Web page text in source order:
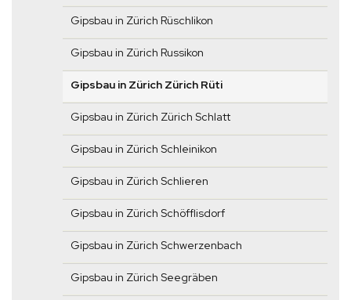
Gipsbau in Zürich Rüschlikon
Gipsbau in Zürich Russikon
Gipsbau in Zürich Zürich Rüti
Gipsbau in Zürich Zürich Schlatt
Gipsbau in Zürich Schleinikon
Gipsbau in Zürich Schlieren
Gipsbau in Zürich Schöfflisdorf
Gipsbau in Zürich Schwerzenbach
Gipsbau in Zürich Seegräben